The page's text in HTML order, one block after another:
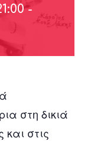
-
στη δικιά
και στις